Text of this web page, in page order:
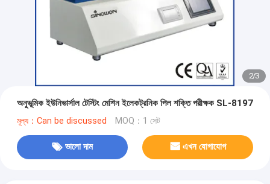
2/3
অনুভূমিক ইউনিভার্সাল টেস্টিং মেশিন ইলেকট্রনিক পিল শক্তি পরীক্ষক SL-8197
মূল্য：Can be discussed MOQ：1 সেট
ভালো দাম এখন যোগাযোগ